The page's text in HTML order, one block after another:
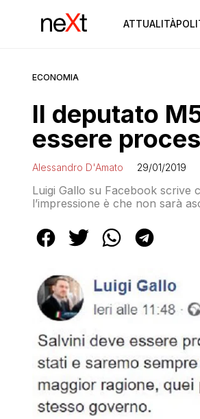
ATTUALITÀ
ECONOMIA
Il deputato
essere
Alessandro D'Amato 29/01/2019
Luigi Gallo su Facebook scrive
l’impressione è che non sarà